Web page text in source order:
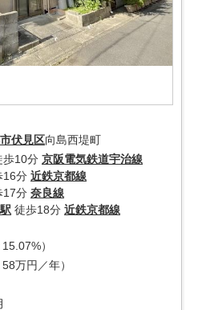
伏見区向島西堤町
歩10分 京阪電気鉄道宇治線
16分 近鉄京都線
17分 奈良線
徒歩18分 近鉄京都線
）
万円／年）